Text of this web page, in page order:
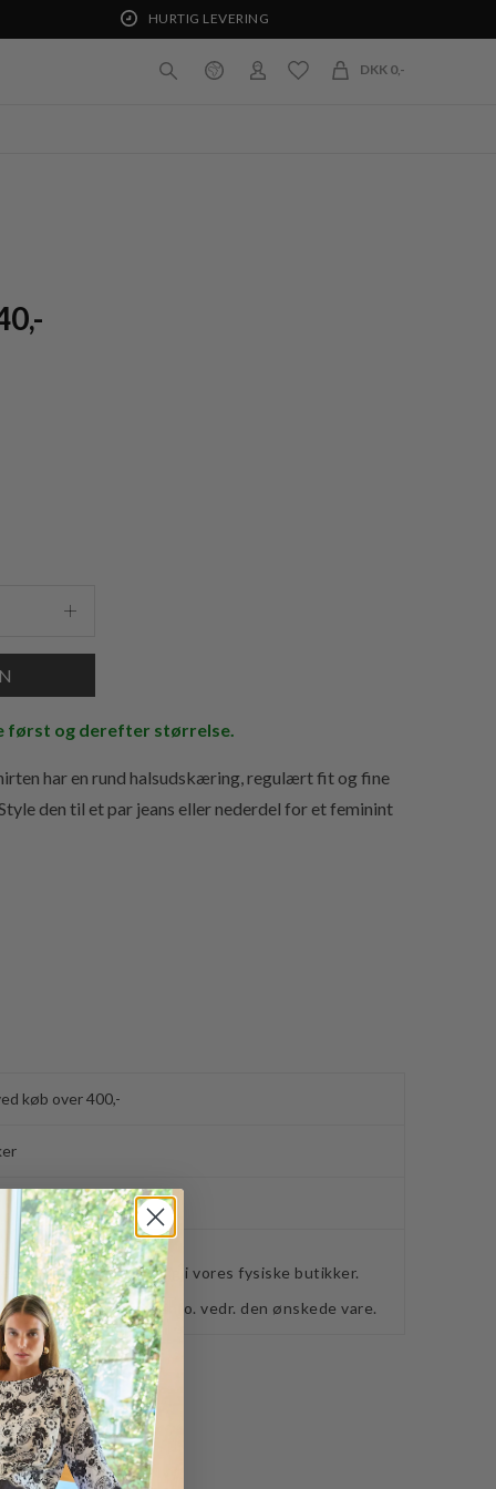
HURTIG LEVERING
DKK 0,-
først og derefter størrelse.
har en rund halsudskæring, regulært fit og fine
den til et par jeans eller nederdel for et feminint
køb over 400,-
befinder sig i vores fysiske butikker.
for ydeligere info. vedr. den ønskede vare.